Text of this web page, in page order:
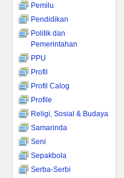
Pemilu
Pendidikan
Politik dan
Pemerintahan
PPU
Profil
Profil Calog
Profile
Religi, Sosial & Budaya
Samarinda
Seni
Sepakbola
Serba-Serbi